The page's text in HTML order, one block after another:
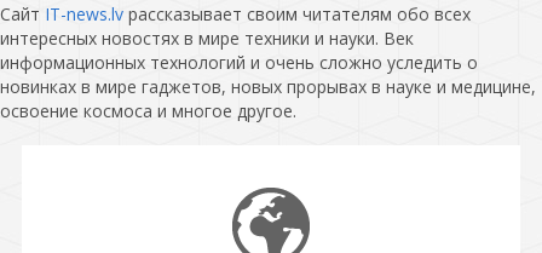
Сайт IT-news.lv рассказывает своим читателям обо всех
интересных новостях в мире техники и науки. Век
информационных технологий и очень сложно уследить о
новинках в мире гаджетов, новых прорывах в науке и медицине,
освоение космоса и многое другое.